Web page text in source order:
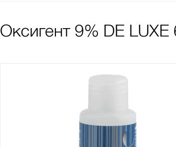
Оксигент 9% DE LUXE